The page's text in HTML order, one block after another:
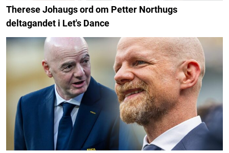
Therese Johaugs ord om Petter Northugs
deltagandet i Let's Dance